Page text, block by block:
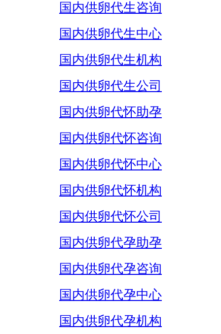
国内供卵代生咨询
国内供卵代生中心
国内供卵代生机构
国内供卵代生公司
国内供卵代怀助孕
国内供卵代怀咨询
国内供卵代怀中心
国内供卵代怀机构
国内供卵代怀公司
国内供卵代孕助孕
国内供卵代孕咨询
国内供卵代孕中心
国内供卵代孕机构